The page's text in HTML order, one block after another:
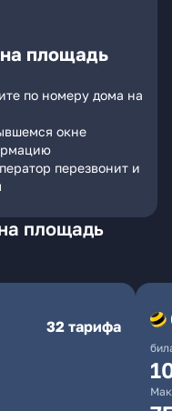
площадь
по номеру дома на
окне
перезвонит и
площадь
32 тарифа